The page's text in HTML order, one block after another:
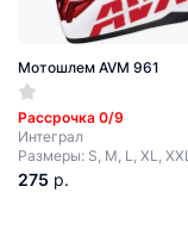
Мотошлем AVM 961
Рассрочка 0/9
Интеграл
Размеры: S, M, L, XL, XXL
275 р.